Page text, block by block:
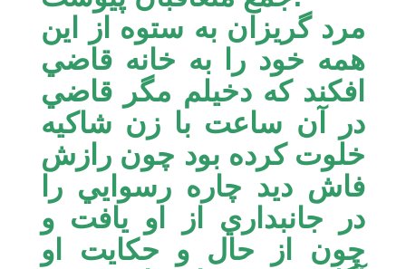
مرد گريزان به ستوه از اين
همه خود را به خانه قاضي
افكند كه دخيلم مگر قاضي
در آن ساعت با زن شاكيه
خلوت كرده بود چون رازش
فاش ديد چاره رسوايي را
در جانبداري از او يافت و
چون از حال و حكايت او